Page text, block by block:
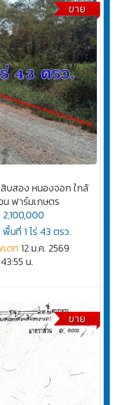
ขาย
สิบสอง หนองจอก ใกล้
น ฟาร์มเกษตร
2,100,000
พื้นที่ 1 ไร่ 43 ตรว.
ดท 12 ม.ค. 2569
น.
ขาย